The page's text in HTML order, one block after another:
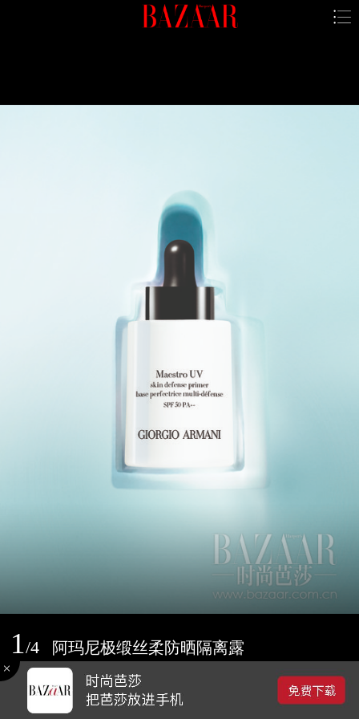
1/4 阿玛尼极缎丝柔防晒隔离露
2017-03-14 16:01
0